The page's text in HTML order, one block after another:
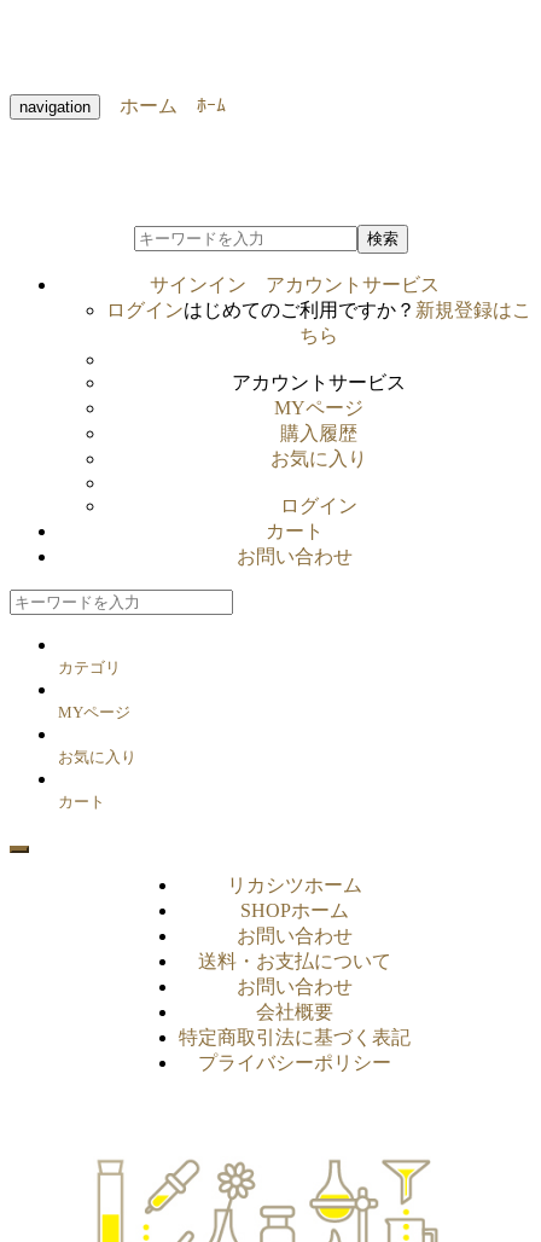
navigation ホーム ﾎｰﾑ
検索
サインイン
アカウントサービス
ログインはじめてのご利用ですか？ 新規登録はこ
ちら
アカウントサービス
MYページ
購入履歴
お気に入り
ログイン
カート
お問い合わせ
カテゴリ
MYページ
お気に入り
カート
リカシツホーム
SHOPホーム
お問い合わせ
送料・お支払について
お問い合わせ
会社概要
特定商取引法に基づく表記
プライバシーポリシー